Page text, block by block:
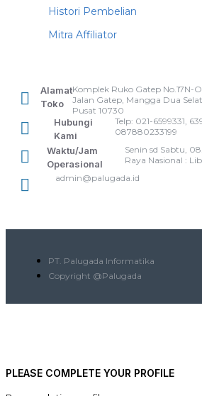
Histori Pembelian
Mitra Affiliator
Alamat
Toko
Komplek Ruko Gatep No.17N-
Jalan Gatep, Mangga Dua
Pusat 10730
Hubungi
Kami
Telp: 021-6599331,
087880233199
Waktu/Jam
Operasional
Senin sd Sabtu,
Raya Nasional :
admin@palugada.id
PT. Palugada Informatika
Copyright @Palugada
PLEASE COMPLETE YOUR PROFILE